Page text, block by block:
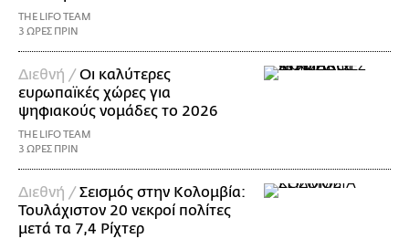
THE LIFO TEAM
3 ΩΡΕΣ ΠΡΙΝ
Διεθνή / Οι καλύτερες
ευρωπαϊκές χώρες για
ψηφιακούς νομάδες το 2026
THE LIFO TEAM
3 ΩΡΕΣ ΠΡΙΝ
Διεθνή / Σεισμός στην Κολομβία:
Τουλάχιστον 20 νεκροί πολίτες
μετά τα 7,4 Ρίχτερ